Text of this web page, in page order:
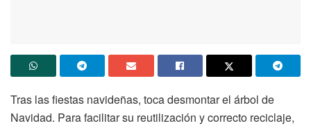
Tras las fiestas navideñas, toca desmontar el árbol de
Navidad. Para facilitar su reutilización y correcto reciclaje,